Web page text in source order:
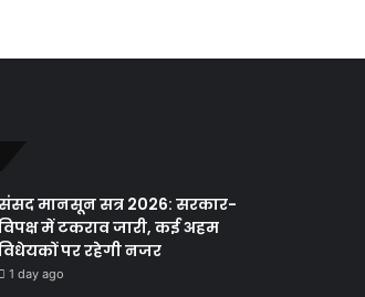
मानसून सत्र 2026: सरकार-
में टकराव जारी, कई अहम
पर रहेगी नजर
1 day ago